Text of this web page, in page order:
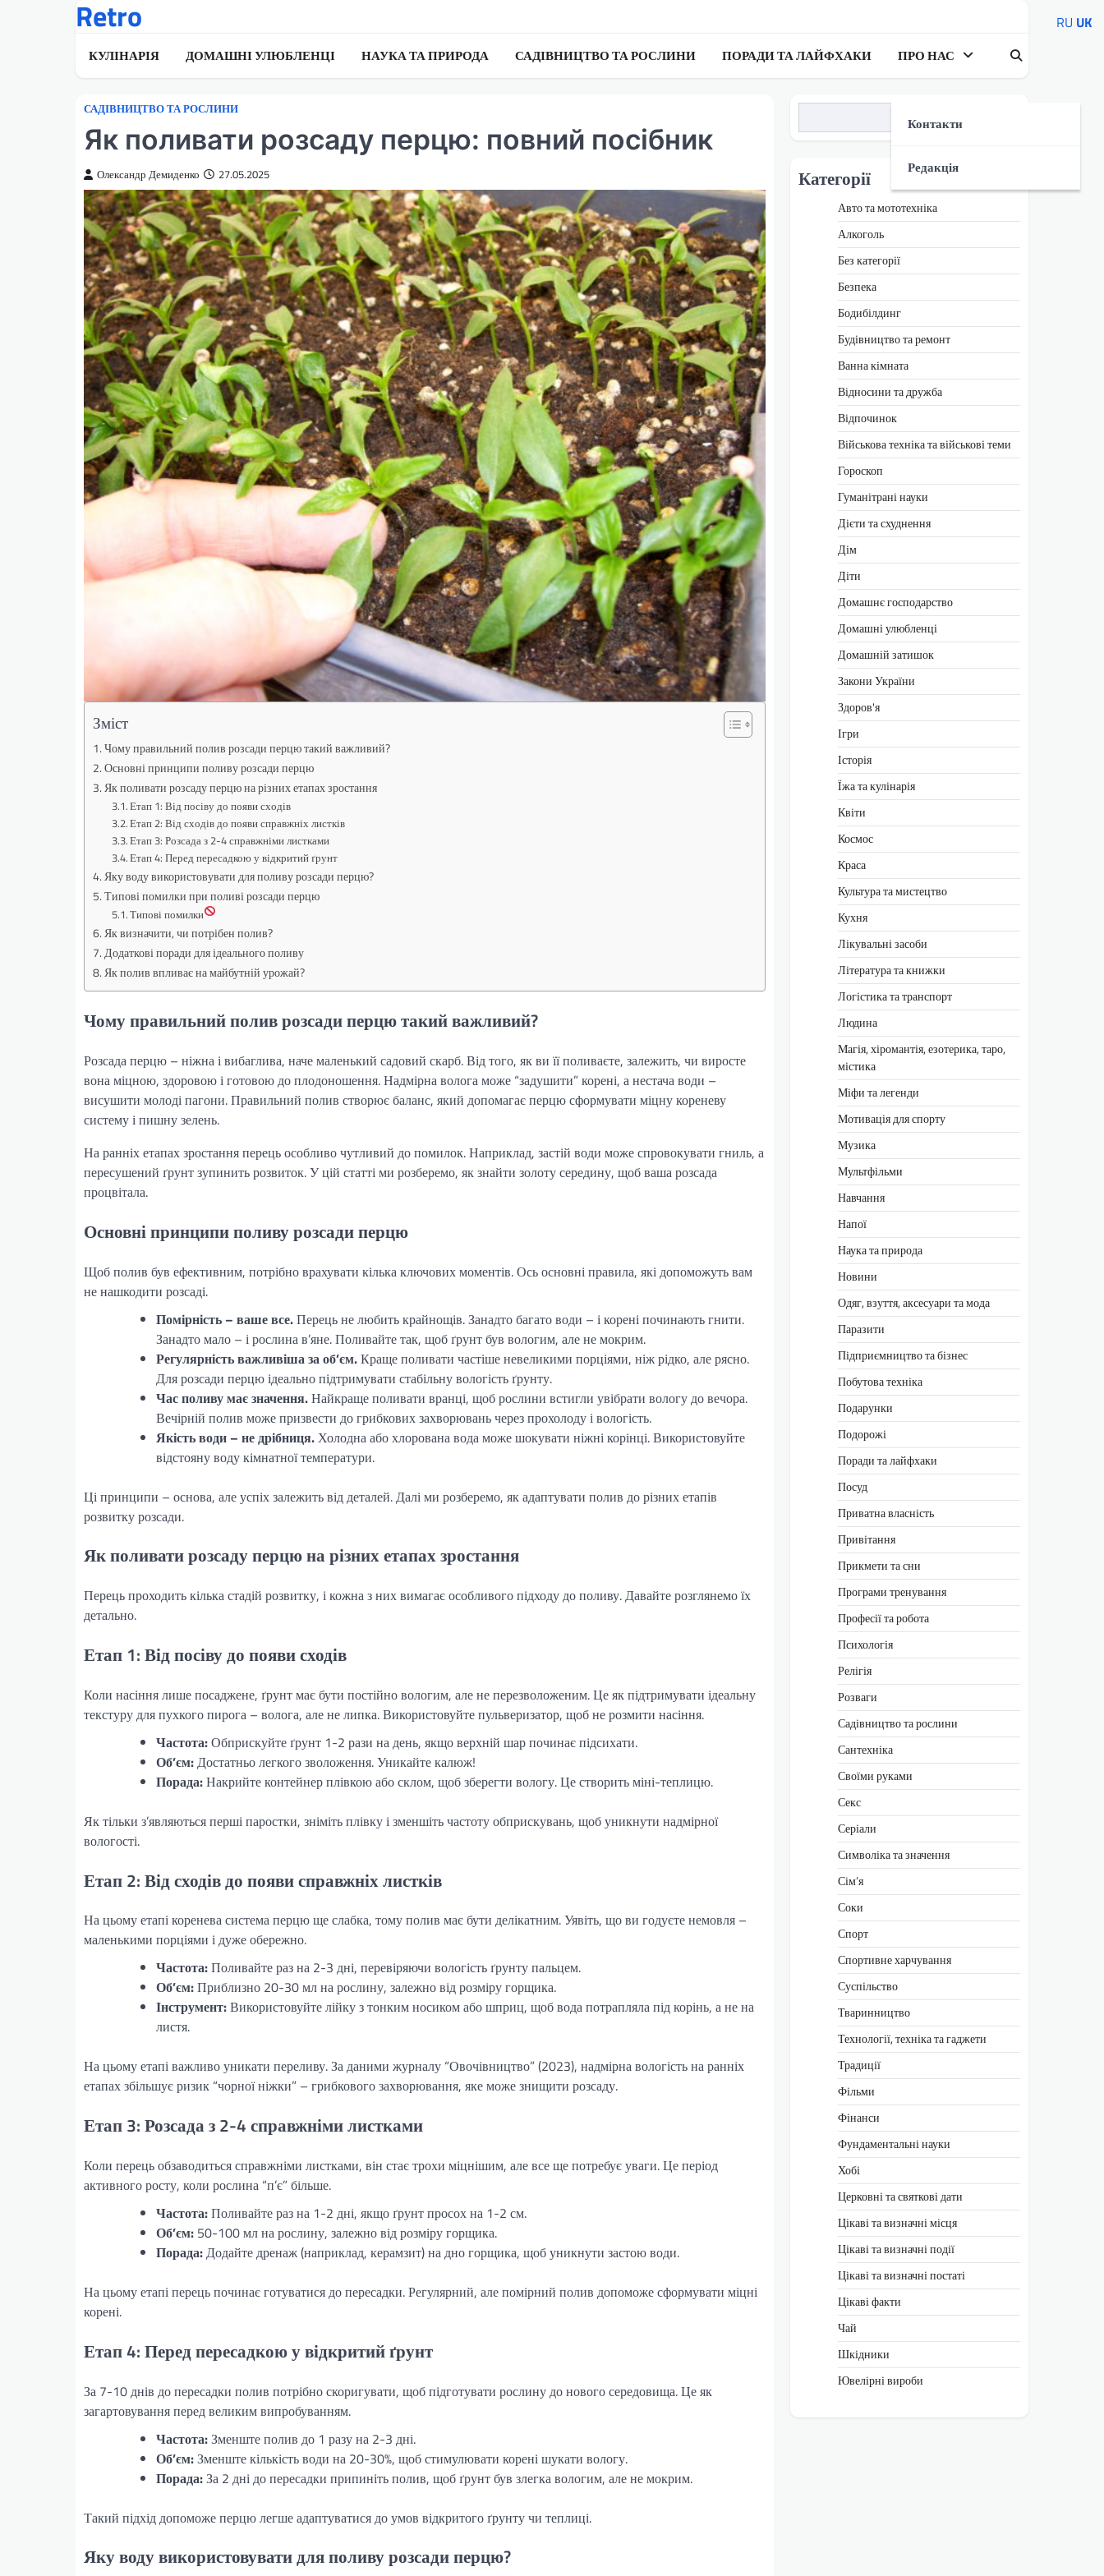
Retro
КУЛІНАРІЯ ДОМАШНІ УЛЮБЛЕНЦІ НАУКА ТА ПРИРОДА САДІВНИЦТВО ТА РОСЛИНИ ПОРАДИ ТА ЛАЙФХАКИ ПРО НАС
Контакти
Редакція
САДІВНИЦТВО ТА РОСЛИНИ
Як поливати розсаду перцю: повний посібник
Олександр Демиденко 27.05.2025
Зміст
Чому правильний полив розсади перцю такий важливий?
Основні принципи поливу розсади перцю
Як поливати розсаду перцю на різних етапах зростання
Етап 1: Від посіву до появи сходів
Етап 2: Від сходів до появи справжніх листків
Етап 3: Розсада з 2-4 справжніми листками
Етап 4: Перед пересадкою у відкритий ґрунт
Яку воду використовувати для поливу розсади перцю?
Типові помилки при поливі розсади перцю
Типові помилки
Як визначити, чи потрібен полив?
Додаткові поради для ідеального поливу
Як полив впливає на майбутній урожай?
Чому правильний полив розсади перцю такий важливий?
Розсада перцю – ніжна і вибаглива, наче маленький садовий скарб. Від того, як ви її поливаєте, залежить, чи виросте
вона міцною, здоровою і готовою до плодоношення. Надмірна волога може “задушити” корені, а нестача води –
висушити молоді пагони. Правильний полив створює баланс, який допомагає перцю сформувати міцну кореневу
систему і пишну зелень.
На ранніх етапах зростання перець особливо чутливий до помилок. Наприклад, застій води може спровокувати гниль, а
пересушений ґрунт зупинить розвиток. У цій статті ми розберемо, як знайти золоту середину, щоб ваша розсада
процвітала.
Основні принципи поливу розсади перцю
Щоб полив був ефективним, потрібно врахувати кілька ключових моментів. Ось основні правила, які допоможуть вам
не нашкодити розсаді.
Помірність – ваше все.Перець не любить крайнощів. Занадто багато води – і корені починають гнити.
Занадто мало – і рослина в’яне. Поливайте так, щоб ґрунт був вологим, але не мокрим.
Регулярність важливіша за об’єм.Краще поливати частіше невеликими порціями, ніж рідко, але рясно.
Для розсади перцю ідеально підтримувати стабільну вологість ґрунту.
Час поливу має значення.Найкраще поливати вранці, щоб рослини встигли увібрати вологу до вечора.
Вечірній полив може призвести до грибкових захворювань через прохолоду і вологість.
Якість води – не дрібниця.Холодна або хлорована вода може шокувати ніжні корінці. Використовуйте
відстояну воду кімнатної температури.
Ці принципи – основа, але успіх залежить від деталей. Далі ми розберемо, як адаптувати полив до різних етапів
розвитку розсади.
Як поливати розсаду перцю на різних етапах зростання
Перець проходить кілька стадій розвитку, і кожна з них вимагає особливого підходу до поливу. Давайте розглянемо їх
детально.
Етап 1: Від посіву до появи сходів
Коли насіння лише посаджене, ґрунт має бути постійно вологим, але не перезволоженим. Це як підтримувати ідеальну
текстуру для пухкого пирога – волога, але не липка. Використовуйте пульверизатор, щоб не розмити насіння.
Частота:Обприскуйте ґрунт 1-2 рази на день, якщо верхній шар починає підсихати.
Об’єм:Достатньо легкого зволоження. Уникайте калюж!
Порада:Накрийте контейнер плівкою або склом, щоб зберегти вологу. Це створить міні-теплицю.
Як тільки з’являються перші паростки, зніміть плівку і зменшіть частоту обприскувань, щоб уникнути надмірної
вологості.
Етап 2: Від сходів до появи справжніх листків
На цьому етапі коренева система перцю ще слабка, тому полив має бути делікатним. Уявіть, що ви годуєте немовля –
маленькими порціями і дуже обережно.
Частота:Поливайте раз на 2-3 дні, перевіряючи вологість ґрунту пальцем.
Об’єм:Приблизно 20-30 мл на рослину, залежно від розміру горщика.
Інструмент:Використовуйте лійку з тонким носиком або шприц, щоб вода потрапляла під корінь, а не на
листя.
На цьому етапі важливо уникати переливу. За даними журналу “Овочівництво” (2023), надмірна вологість на ранніх
етапах збільшує ризик “чорної ніжки” – грибкового захворювання, яке може знищити розсаду.
Етап 3: Розсада з 2-4 справжніми листками
Коли перець обзаводиться справжніми листками, він стає трохи міцнішим, але все ще потребує уваги. Це період
активного росту, коли рослина “п’є” більше.
Частота:Поливайте раз на 1-2 дні, якщо ґрунт просох на 1-2 см.
Об’єм: 50-100 мл на рослину, залежно від розміру горщика.
Порада:Додайте дренаж (наприклад, керамзит) на дно горщика, щоб уникнути застою води.
На цьому етапі перець починає готуватися до пересадки. Регулярний, але помірний полив допоможе сформувати міцні
корені.
Етап 4: Перед пересадкою у відкритий ґрунт
За 7-10 днів до пересадки полив потрібно скоригувати, щоб підготувати рослину до нового середовища. Це як
загартовування перед великим випробуванням.
Частота:Зменште полив до 1 разу на 2-3 дні.
Об’єм:Зменште кількість води на 20-30%, щоб стимулювати корені шукати вологу.
Порада:За 2 дні до пересадки припиніть полив, щоб ґрунт був злегка вологим, але не мокрим.
Такий підхід допоможе перцю легше адаптуватися до умов відкритого ґрунту чи теплиці.
Яку воду використовувати для поливу розсади перцю?
Категорії
Авто та мототехніка
Алкоголь
Без категорії
Безпека
Бодибілдинг
Будівництво та ремонт
Ванна кімната
Відносини та дружба
Відпочинок
Військова техніка та військові теми
Гороскоп
Гуманітрані науки
Дієти та схуднення
Дім
Діти
Домашнє господарство
Домашні улюбленці
Домашній затишок
Закони України
Здоров'я
Ігри
Історія
Їжа та кулінарія
Квіти
Космос
Краса
Культура та мистецтво
Кухня
Лікувальні засоби
Література та книжки
Логістика та транспорт
Людина
Магія, хіромантія, езотерика, таро,
містика
Міфи та легенди
Мотивація для спорту
Музика
Мультфільми
Навчання
Напої
Наука та природа
Новини
Одяг, взуття, аксесуари та мода
Паразити
Підприємництво та бізнес
Побутова техніка
Подарунки
Подорожі
Поради та лайфхаки
Посуд
Приватна власність
Привітання
Прикмети та сни
Програми тренування
Професії та робота
Психологія
Релігія
Розваги
Садівництво та рослини
Сантехніка
Своїми руками
Секс
Серіали
Символіка та значення
Сім’я
Соки
Спорт
Спортивне харчування
Суспільство
Тваринництво
Технології, техніка та гаджети
Традиції
Фільми
Фінанси
Фундаментальні науки
Хобі
Церковні та святкові дати
Цікаві та визначні місця
Цікаві та визначні події
Цікаві та визначні постаті
Цікаві факти
Чай
Шкідники
Ювелірні вироби
RU UK